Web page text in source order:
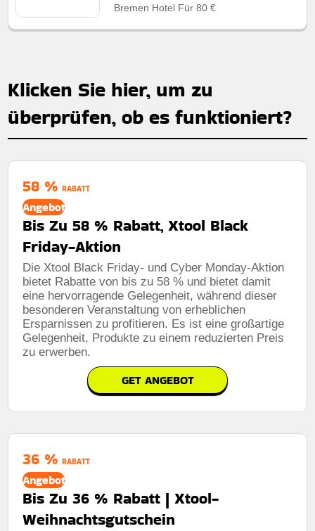
Bremen Hotel Für 80 €
Klicken Sie hier, um zu
überprüfen, ob es funktioniert?
58 % RABATT
Angebot
Bis Zu 58 % Rabatt, Xtool Black
Friday-Aktion
Die Xtool Black Friday- und Cyber ​​Monday-Aktion
bietet Rabatte von bis zu 58 % und bietet damit
eine hervorragende Gelegenheit, während dieser
besonderen Veranstaltung von erheblichen
Ersparnissen zu profitieren. Es ist eine großartige
Gelegenheit, Produkte zu einem reduzierten Preis
zu erwerben.
GET ANGEBOT
36 % RABATT
Angebot
Bis Zu 36 % Rabatt | Xtool-
Weihnachtsgutschein